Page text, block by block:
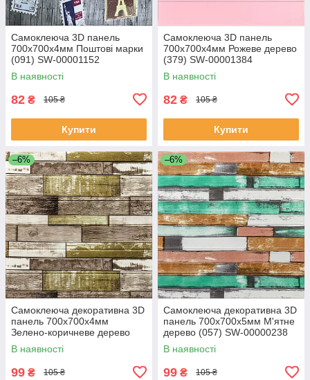
Самоклеюча 3D панель
700х700х4мм Поштові марки
(091) SW-00001152
В наявності
82 ₴ 105 ₴
Купити
Самоклеюча 3D панель
700x700x4мм Рожеве дерево
(379) SW-00001384
В наявності
82 ₴ 105 ₴
Купити
–6%
Самоклеюча декоративна 3D
панель 700x700x4мм
Зелено-коричневе дерево
(378) SW-00000883
В наявності
99 ₴ 105 ₴
–6%
Самоклеюча декоративна 3D
панель 700x700x5мм М'ятне
дерево (057) SW-00000238
В наявності
99 ₴ 105 ₴